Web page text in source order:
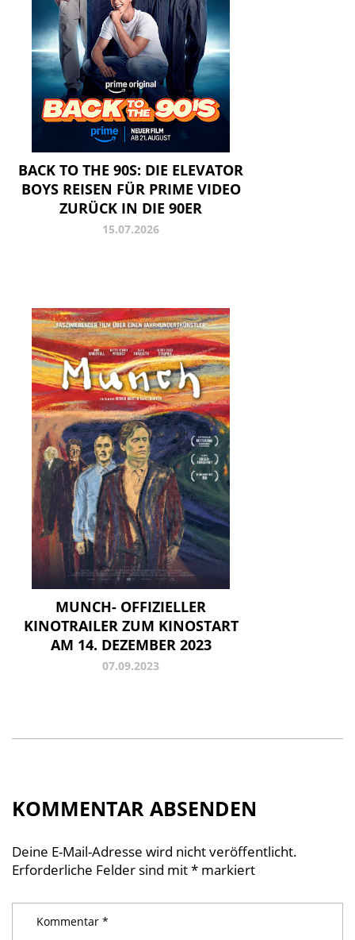
BACK TO THE 90S: DIE ELEVATOR
BOYS REISEN FÜR PRIME VIDEO
ZURÜCK IN DIE 90ER
15.07.2026
MUNCH- OFFIZIELLER
KINOTRAILER ZUM KINOSTART
AM 14. DEZEMBER 2023
07.09.2023
KOMMENTAR ABSENDEN
Deine E-Mail-Adresse wird nicht veröffentlicht.
Erforderliche Felder sind mit* markiert